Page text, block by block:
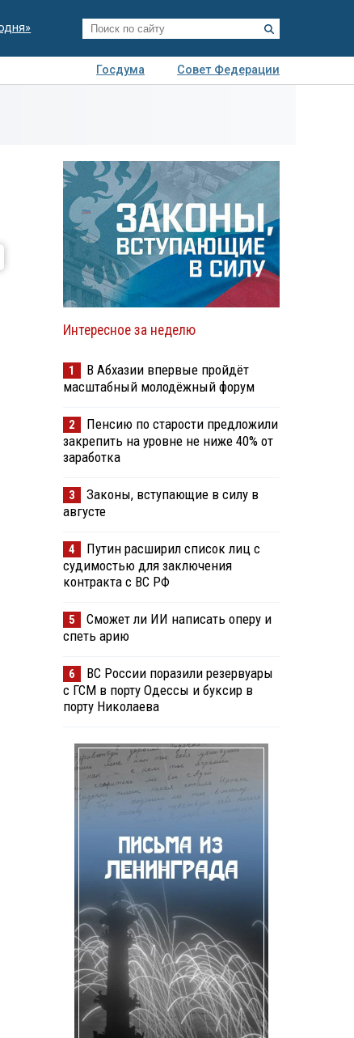
Госдума
Совет Федерации
Интересное за неделю
1
В Абхазии впервые пройдёт
масштабный молодёжный форум
2
Пенсию по старости предложили
закрепить на уровне не ниже 40% от
заработка
3
Законы, вступающие в силу в
августе
4
Путин расширил список лиц с
судимостью для заключения
контракта с ВС РФ
5
Сможет ли ИИ написать оперу и
спеть арию
6
ВС России поразили резервуары
с ГСМ в порту Одессы и буксир в
порту Николаева